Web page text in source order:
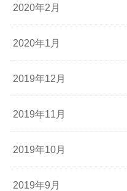
2020年2月
2020年1月
2019年12月
2019年11月
2019年10月
2019年9月